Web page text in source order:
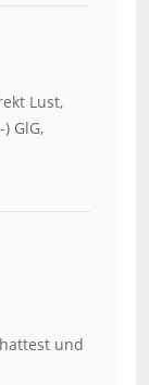
Lust,
GlG,
und